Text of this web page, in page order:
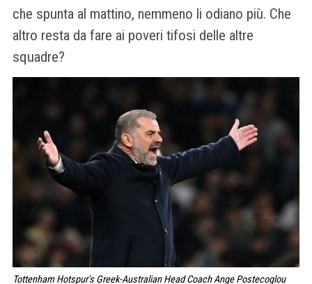
che spunta al mattino, nemmeno li odiano più. Che
altro resta da fare ai poveri tifosi delle altre
squadre?
Tottenham Hotspur's Greek-Australian Head Coach Ange Postecoglou